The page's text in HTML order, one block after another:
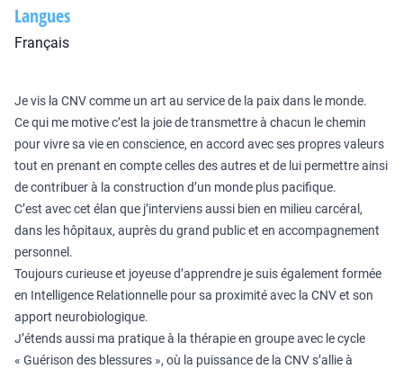
Langues
Français
Je vis la CNV comme un art au service de la paix dans le monde.
Ce qui me motive c’est la joie de transmettre à chacun le chemin
pour vivre sa vie en conscience, en accord avec ses propres valeurs
tout en prenant en compte celles des autres et de lui permettre ainsi
de contribuer à la construction d’un monde plus pacifique.
C’est avec cet élan que j’interviens aussi bien en milieu carcéral,
dans les hôpitaux, auprès du grand public et en accompagnement
personnel.
Toujours curieuse et joyeuse d’apprendre je suis également formée
en Intelligence Relationnelle pour sa proximité avec la CNV et son
apport neurobiologique.
J’étends aussi ma pratique à la thérapie en groupe avec le cycle
« Guérison des blessures », où la puissance de la CNV s’allie à